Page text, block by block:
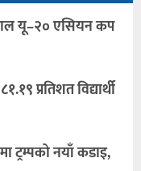
यू–२० एसियन कप
प्रतिशत विद्यार्थी
ट्रम्पको नयाँ कडाइ,